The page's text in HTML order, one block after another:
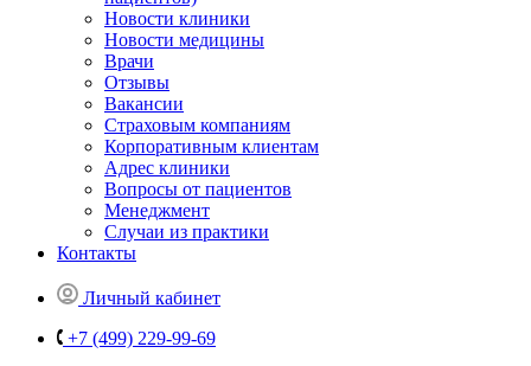
Новости клиники
Новости медицины
Врачи
Отзывы
Вакансии
Страховым компаниям
Корпоративным клиентам
Адрес клиники
Вопросы от пациентов
Менеджмент
Случаи из практики
Контакты
Личный кабинет
+7 (499) 229-99-69